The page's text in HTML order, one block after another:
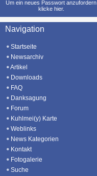
Um ein neues Passwort anzufordern
klicke hier.
Navigation
Startseite
Newsarchiv
Artikel
Downloads
FAQ
Danksagung
Forum
Kuhlmei(y) Karte
Weblinks
News Kategorien
Kontakt
Fotogalerie
Suche